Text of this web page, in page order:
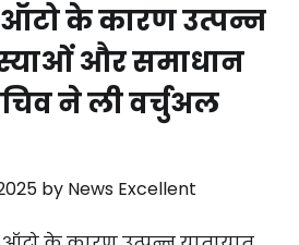
ऑटो के कारण उत्पन्न
और समाधान
ने ली वर्चुअल
by News Excellent